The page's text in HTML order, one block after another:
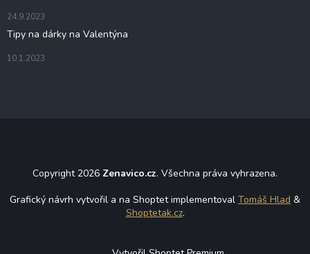
24.9.2023
Tipy na dárky na Valentýna
10.1.2023
Copyright 2026 Zenavico.cz. Všechna práva vyhrazena.
Grafický návrh vytvořil a na Shoptet implementoval Tomáš Hlad &
Shoptetak.cz.